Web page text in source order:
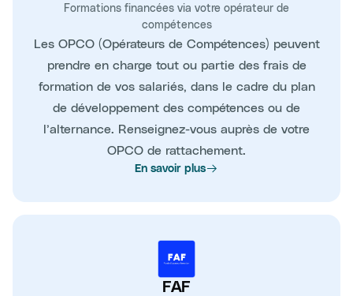
Formations financées via votre opérateur de
compétences
Les OPCO (Opérateurs de Compétences) peuvent
prendre en charge tout ou partie des frais de
formation de vos salariés, dans le cadre du plan
de développement des compétences ou de
l’alternance. Renseignez-vous auprès de votre
OPCO de rattachement.
En savoir plus
FAF